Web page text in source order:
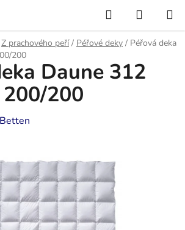
Hledat
KOŠÍK
Z prachového peří / Péřové deky / Péřová deka
200
Daune 312
200